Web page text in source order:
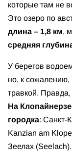
которые там не
Это озеро по
длина – 1,8 км,
средняя
У берегов
но, к сожалению,
травкой.
На
городка: Санкт-
Kanzian am
Зеелах